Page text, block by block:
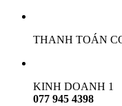
THANH TOÁN
KINH DOANH 1
077 945 4398